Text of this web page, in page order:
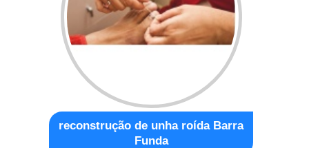
reconstrução de unha roída Barra
Funda